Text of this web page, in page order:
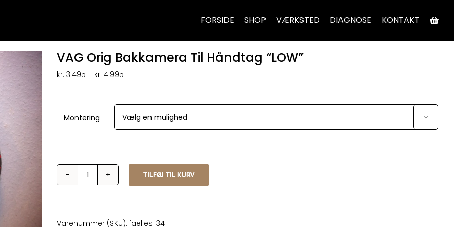
FORSIDE SHOP VÆRKSTED DIAGNOSE KONTAKT
VAG Orig Bakkamera Til Håndtag “LOW”
kr. 3.495 – kr. 4.995
kr. 4.995
Montering

VAG
Håndtag
TILFØJ TIL KURV
Varenummer (SKU): faelles-34